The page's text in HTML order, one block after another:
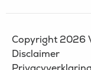
Copyright 2026
Disclaimer